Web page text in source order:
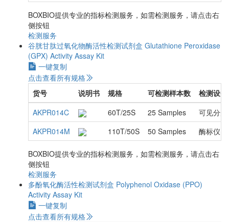
BOXBIO提供专业的指标检测服务，如需检测服务，请点击右
侧按钮
检测服务
谷胱甘肽过氧化物酶活性检测试剂盒 Glutathione Peroxidase
(GPX) Activity Assay Kit
一键复制
点击查看所有规格
货号
说明书 规格 可检测样本数
检测设备
AKPR014C
60T/25S 25 Samples
可见分
AKPR014M
110T/50S 50 Samples 酶标仪
BOXBIO提供专业的指标检测服务，如需检测服务，请点击右
侧按钮
检测服务
多酚氧化酶活性检测试剂盒 Polyphenol Oxidase (PPO)
Activity Assay Kit
一键复制
点击查看所有规格